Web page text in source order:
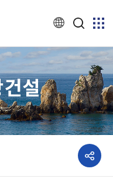
설
공유하기